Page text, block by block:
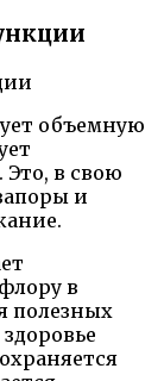
объемную
в свою
и
в
полезных